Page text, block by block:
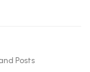
Posts